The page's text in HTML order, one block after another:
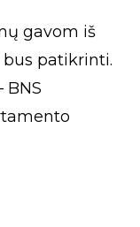
gavom iš
patikrinti.
BNS